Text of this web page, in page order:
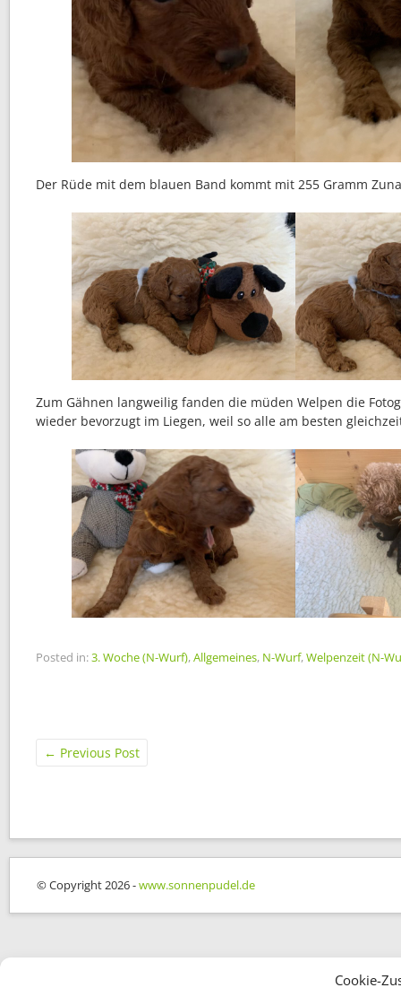
Cookie-
Der Rüde mit dem blauen Band kommt mit 255 Gramm
Zum Gähnen langweilig fanden die müden Welpen die
wieder bevorzugt im Liegen, weil so alle am besten
Posted in:3. Woche (N-Wurf),Allgemeines, N-Wurf,Welpenzeit (N-
← Previous Post
© Copyright 2026 -www.sonnenpudel.de